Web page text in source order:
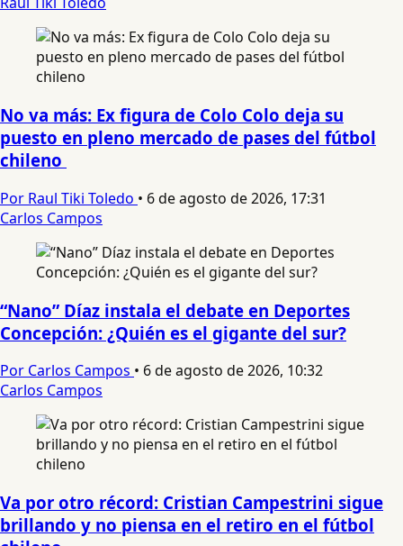
No va más: Ex figura de Colo Colo deja su
puesto en pleno mercado de pases del fútbol
chileno
Por Raul Tiki Toledo • 6 de agosto de 2026, 17:31
Carlos Campos
“Nano” Díaz instala el debate en Deportes
Concepción: ¿Quién es el gigante del sur?
Por Carlos Campos • 6 de agosto de 2026, 10:32
Carlos Campos
Va por otro récord: Cristian Campestrini sigue
brillando y no piensa en el retiro en el fútbol